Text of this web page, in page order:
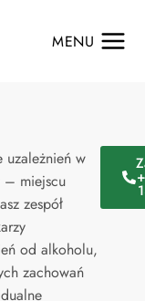
MENU
uzależnień w
– miejscu
zespół
od alkoholu,
zachowań